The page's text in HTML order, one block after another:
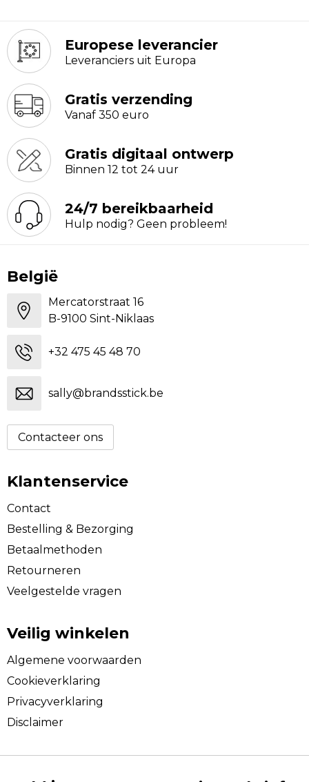
Europese leverancier
Leveranciers uit Europa
Gratis verzending
Vanaf 350 euro
Gratis digitaal ontwerp
Binnen 12 tot 24 uur
24/7 bereikbaarheid
Hulp nodig? Geen probleem!
België
Mercatorstraat 16
B-9100 Sint-Niklaas
+32 475 45 48 70
sally@brandsstick.be
Contacteer ons
Klantenservice
Contact
Bestelling & Bezorging
Betaalmethoden
Retourneren
Veelgestelde vragen
Veilig winkelen
Algemene voorwaarden
Cookieverklaring
Privacyverklaring
Disclaimer